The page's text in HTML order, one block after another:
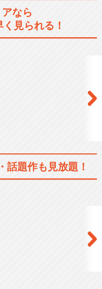
なら
見られる！
話題作も見放題！